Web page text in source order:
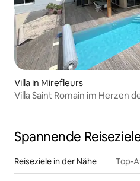
Villa in Mirefleurs
Villa Saint Romain im Herzen
Spannende
Reiseziele in der Nähe Top-